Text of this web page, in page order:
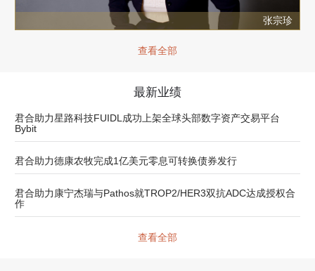
张宗珍
查看全部
最新业绩
君合助力星路科技FUIDL成功上架全球头部数字资产交易平台
Bybit
君合助力德康农牧完成1亿美元零息可转换债券发行
君合助力康宁杰瑞与Pathos就TROP2/HER3双抗ADC达成授权合
作
查看全部